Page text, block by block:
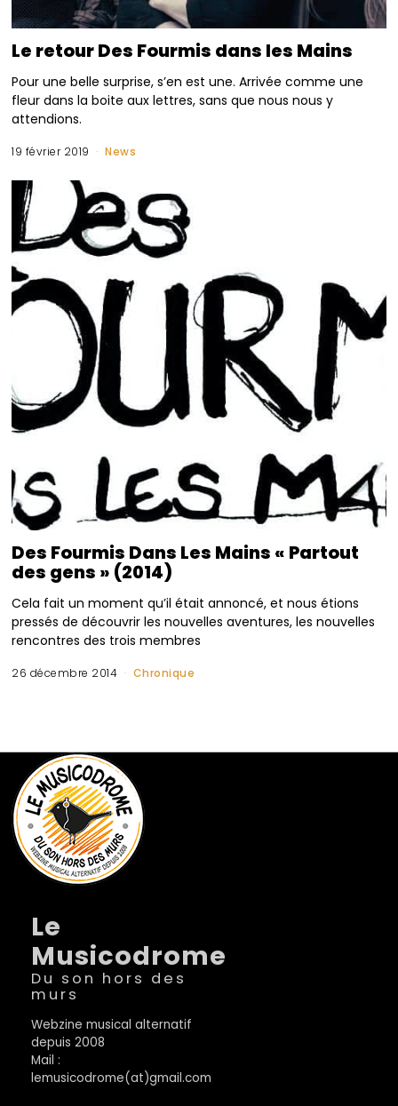
Le retour Des Fourmis dans les Mains
Pour une belle surprise, s’en est une. Arrivée comme une
fleur dans la boite aux lettres, sans que nous nous y
attendions.
19 février 2019 News
Des Fourmis Dans Les Mains « Partout
des gens » (2014)
Cela fait un moment qu’il était annoncé, et nous étions
pressés de découvrir les nouvelles aventures, les nouvelles
rencontres des trois membres
26 décembre 2014 Chronique
Le
Musicodrome
Du son hors des
murs
Webzine musical alternatif
depuis 2008
Mail :
lemusicodrome(at)gmail.com